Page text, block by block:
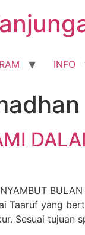
INFO
Taaruf yang
Sesuai